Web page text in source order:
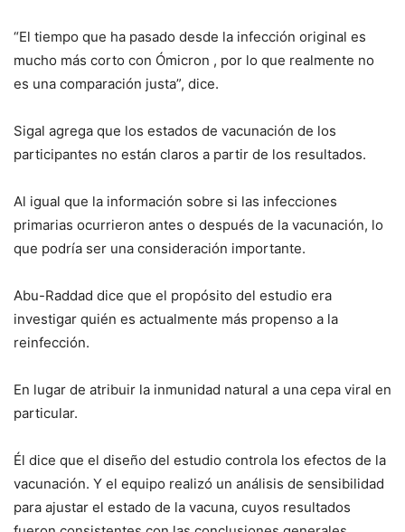
“El tiempo que ha pasado desde la infección original es
mucho más corto con Ómicron , por lo que realmente no
es una comparación justa”, dice.
Sigal agrega que los estados de vacunación de los
participantes no están claros a partir de los resultados.
Al igual que la información sobre si las infecciones
primarias ocurrieron antes o después de la vacunación, lo
que podría ser una consideración importante.
Abu-Raddad dice que el propósito del estudio era
investigar quién es actualmente más propenso a la
reinfección.
En lugar de atribuir la inmunidad natural a una cepa viral en
particular.
Él dice que el diseño del estudio controla los efectos de la
vacunación. Y el equipo realizó un análisis de sensibilidad
para ajustar el estado de la vacuna, cuyos resultados